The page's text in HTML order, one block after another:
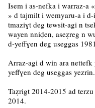
Isem i as-nefka i warraz-a
» d tajmilt i wemyaru-a i
tmaziɣt deg tewsit-agi n
wayen nniḍen, aseẓreg n
d-yeffɣen deg useggas
Arraz-agi d win ara
yeffɣen deg useggas yezrin.
Taẓrigt 2014-2015 ad
2014.